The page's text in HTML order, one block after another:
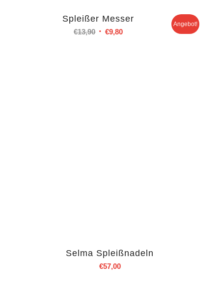
Spleißer Messer
€13,90 Ursprünglicher
€9,80Aktueller
Angebot!
Selma Spleißnadeln
€57,00